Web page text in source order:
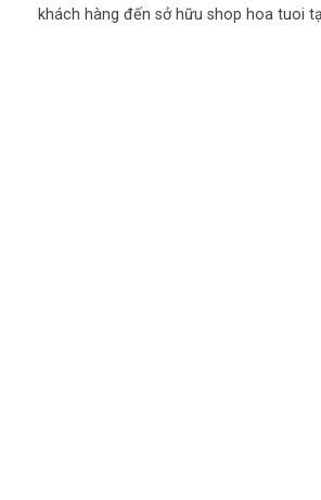
khách hàng đến sở hữu shop hoa tuoi